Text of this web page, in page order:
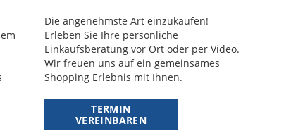
Die angenehmste Art einzukaufen!
Erleben Sie Ihre persönliche
Einkaufsberatung vor Ort oder per Video.
Wir freuen uns auf ein gemeinsames
Shopping Erlebnis mit Ihnen.
TERMIN
VEREINBAREN